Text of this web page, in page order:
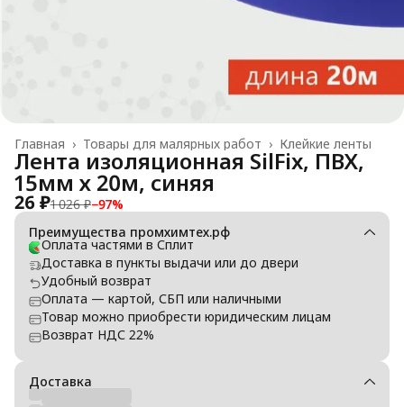
Клейкие ленты
Товары для малярных работ ›
Главная ›
Лента изоляционная SilFix, ПВХ,
15мм х 20м, синяя
26 ₽1 026 ₽−97%
Преимущества промхимтех.рф
Оплата частями в Сплит
Доставка в пункты выдачи или до двери
Удобный возврат
Оплата — картой, СБП или наличными
Товар можно приобрести юридическим лицам
Возврат НДС 22%
Доставка